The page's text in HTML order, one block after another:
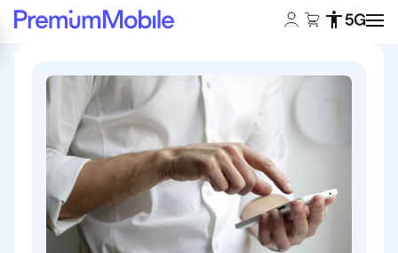
Powróć do strony głównej Konto klienta:
Koszyk:Zasięg